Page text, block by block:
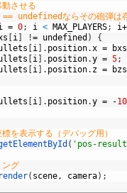
させる
ならその砲弾は存
= 0; i < MAX_PLAYERS; i
i != undefined )
{
i . position.x = bxs
i . position.y = 5;
i . position. z = bzs
i . position.y = -
を表示する（デバッグ用）
( 'pos-
グ
render( scene, camera) ;